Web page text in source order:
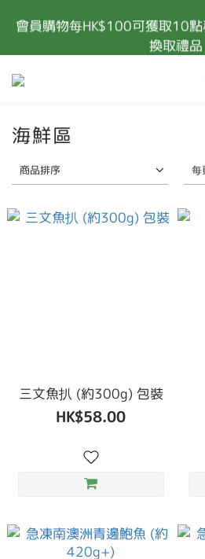
凡購物滿港幣$400或以上 (
後)，即可享有免費送貨服
會員購物每HK$100可獲取10
換取禮品
新會員首次消費 85折優惠 (特
凡購物滿港幣$400或以上 (扣
後)，即可享有免費送貨服
海鮮區
商品排序 每
三文魚扒 (約300g) 包裝
HK$58.00